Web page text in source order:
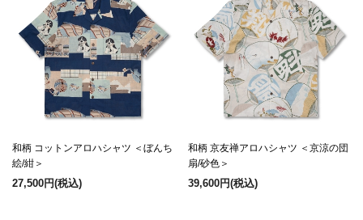
和柄 コットンアロハシャツ ＜ぼんち
絵/紺＞
27,500円(税込)
和柄 京友禅アロハシャツ ＜京涼の団
扇/砂色＞
39,600円(税込)